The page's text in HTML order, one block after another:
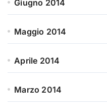
Giugno 2014
Maggio 2014
Aprile 2014
Marzo 2014